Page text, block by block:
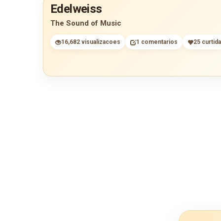
Edelweiss
The Sound of Music
16,682 visualizacoes 1 comentarios 25